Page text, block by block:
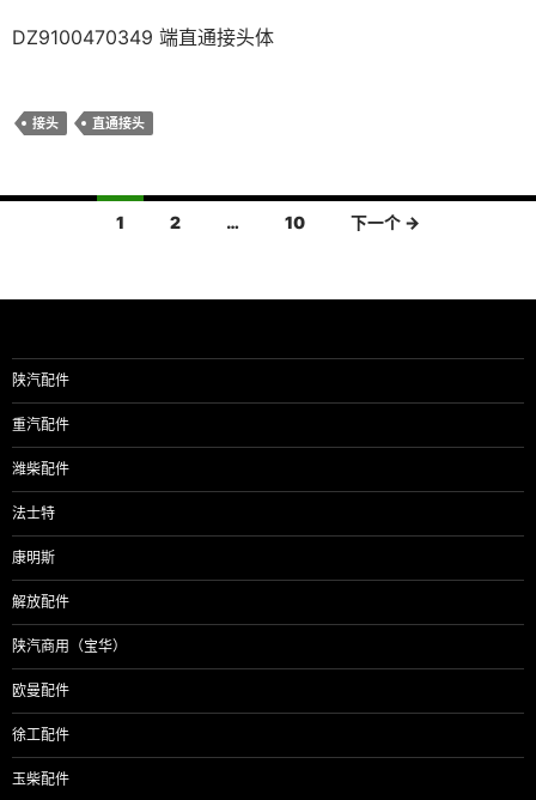
DZ9100470349 端直通接头体
接头 直通接头
导
1 2 … 10 下一个 →
陕汽配件
重汽配件
潍柴配件
法士特
康明斯
解放配件
陕汽商用（宝华）
欧曼配件
徐工配件
玉柴配件